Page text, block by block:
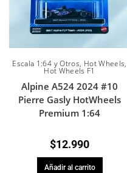
Escala 1:64 y Otros, Hot Wheels,
Hot Wheels F1
Alpine A524 2024 #10
Pierre Gasly HotWheels
Premium 1:64
$12.990
Añadir al carrito